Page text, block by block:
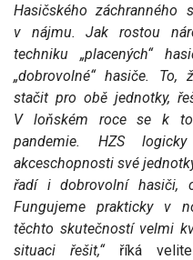
Hasičského záchranného
v nájmu. Jak rostou
techniku „placených“
„dobrovolné“ hasiče. To,
stačit pro obě jednotky,
V loňském roce se k
pandemie. HZS
akceschopnosti své
řadí i dobrovolní hasiči,
Fungujeme prakticky v
těchto skutečností velmi
situaci řešit,“říká velitel